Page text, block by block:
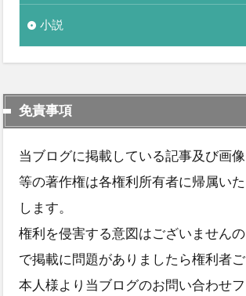
小説
免責事項
当ブログに掲載している記事及び画像
等の著作権は各権利所有者に帰属いた
します。
権利を侵害する意図はございませんの
で掲載に問題がありましたら権利者ご
本人様より当ブログのお問い合わせフ